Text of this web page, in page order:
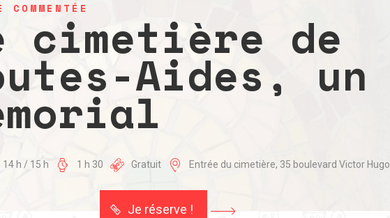
cimetière de
Aides, un
14 h / 15 h 1 h 30 Gratuit Entrée du cimetière, 35 boulevard Victor Hugo
Je réserve !